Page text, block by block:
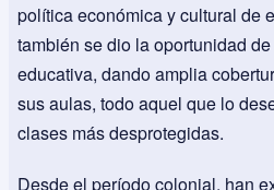
política económica y cultural de
también se dio la oportunidad
educativa, dando amplia
sus aulas, todo aquel que lo
clases más desprotegidas.
Desde el período colonial, han